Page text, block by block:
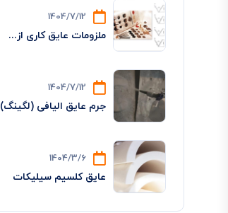
1404/7/12
ملزومات عایق کاری از...
1404/7/12
جرم عایق الیافی (لگینگ)
1404/3/6
عایق کلسیم سیلیکات